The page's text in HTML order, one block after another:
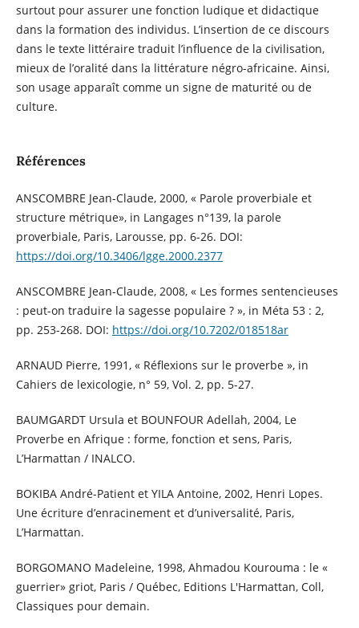
surtout pour assurer une fonction ludique et didactique
dans la formation des individus. L’insertion de ce discours
dans le texte littéraire traduit l’influence de la civilisation,
mieux de l’oralité dans la littérature négro-africaine. Ainsi,
son usage apparaît comme un signe de maturité ou de
culture.
Références
ANSCOMBRE Jean-Claude, 2000, « Parole proverbiale et
structure métrique», in Langages n°139, la parole
proverbiale, Paris, Larousse, pp. 6-26. DOI:
https://doi.org/10.3406/lgge.2000.2377
ANSCOMBRE Jean-Claude, 2008, « Les formes sentencieuses
: peut-on traduire la sagesse populaire ? », in Méta 53 : 2,
pp. 253-268. DOI: https://doi.org/10.7202/018518ar
ARNAUD Pierre, 1991, « Réflexions sur le proverbe », in
Cahiers de lexicologie, n° 59, Vol. 2, pp. 5-27.
BAUMGARDT Ursula et BOUNFOUR Adellah, 2004, Le
Proverbe en Afrique : forme, fonction et sens, Paris,
L’Harmattan / INALCO.
BOKIBA André-Patient et YILA Antoine, 2002, Henri Lopes.
Une écriture d’enracinement et d’universalité, Paris,
L’Harmattan.
BORGOMANO Madeleine, 1998, Ahmadou Kourouma : le «
guerrier» griot, Paris / Québec, Editions L'Harmattan, Coll,
Classiques pour demain.